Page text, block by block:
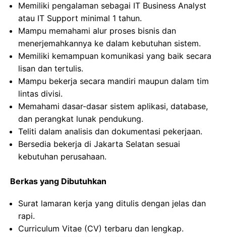
Memiliki pengalaman sebagai IT Business Analyst
atau IT Support minimal 1 tahun.
Mampu memahami alur proses bisnis dan
menerjemahkannya ke dalam kebutuhan sistem.
Memiliki kemampuan komunikasi yang baik secara
lisan dan tertulis.
Mampu bekerja secara mandiri maupun dalam tim
lintas divisi.
Memahami dasar-dasar sistem aplikasi, database,
dan perangkat lunak pendukung.
Teliti dalam analisis dan dokumentasi pekerjaan.
Bersedia bekerja di Jakarta Selatan sesuai
kebutuhan perusahaan.
Berkas yang Dibutuhkan
Surat lamaran kerja yang ditulis dengan jelas dan
rapi.
Curriculum Vitae (CV) terbaru dan lengkap.